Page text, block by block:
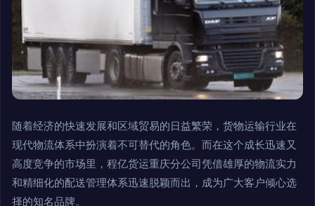
随着经济的快速发展和区域贸易的日益繁荣，货物运输行业在
现代物流体系中扮演着不可替代的角色。而在这个成长迅速又
高度竞争的市场里，程亿货运重庆分公司凭借雄厚的物流实力
和精细化的配送管理体系迅速脱颖而出，成为广大客户倾心选
择的知名品牌。